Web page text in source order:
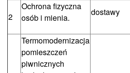
2
Ochrona fizyczna
osób i mienia.
dostawy
Termomodernizacja
pomieszczeń
piwnicznych